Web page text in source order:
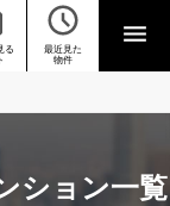
る
最近見た
物件
ション一覧